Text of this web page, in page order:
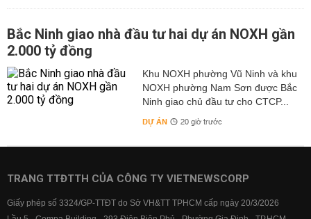
Bắc Ninh giao nhà đầu tư hai dự án NOXH gần
2.000 tỷ đồng
Khu NOXH phường Vũ Ninh và khu
NOXH phường Nam Sơn được Bắc
Ninh giao chủ đầu tư cho CTCP...
DỰ ÁN 20 giờ trước
TRANG TTĐTTH CỦA CÔNG TY VIETNEWSCORP
Giấy phép số 3324/GP-TTĐT do Sở VH&TT TPHCM cấp ngày 20/3/2026